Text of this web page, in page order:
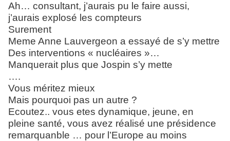
Ah… consultant, j’aurais pu le faire aussi,
j’aurais explosé les compteurs
Surement
Meme Anne Lauvergeon a essayé de s’y mettre
Des interventions « nucléaires »…
Manquerait plus que Jospin s’y mette
….
Vous méritez mieux
Mais pourquoi pas un autre ?
Ecoutez.. vous etes dynamique, jeune, en
pleine santé, vous avez réalisé une présidence
remarquanble … pour l’Europe au moins